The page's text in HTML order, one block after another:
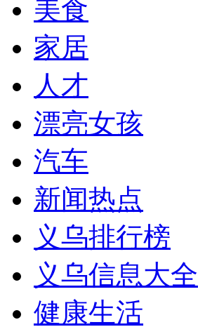
美食
家居
人才
漂亮女孩
汽车
新闻热点
义乌排行榜
义乌信息大全
健康生活